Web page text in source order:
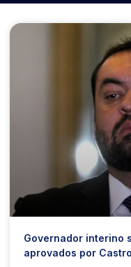
Governador interino
aprovados por